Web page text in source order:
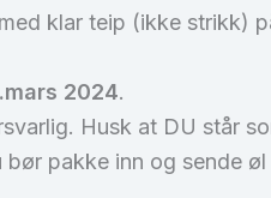
klar teip (ikke strikk)
2024.
Husk at DU står
pakke inn og sende